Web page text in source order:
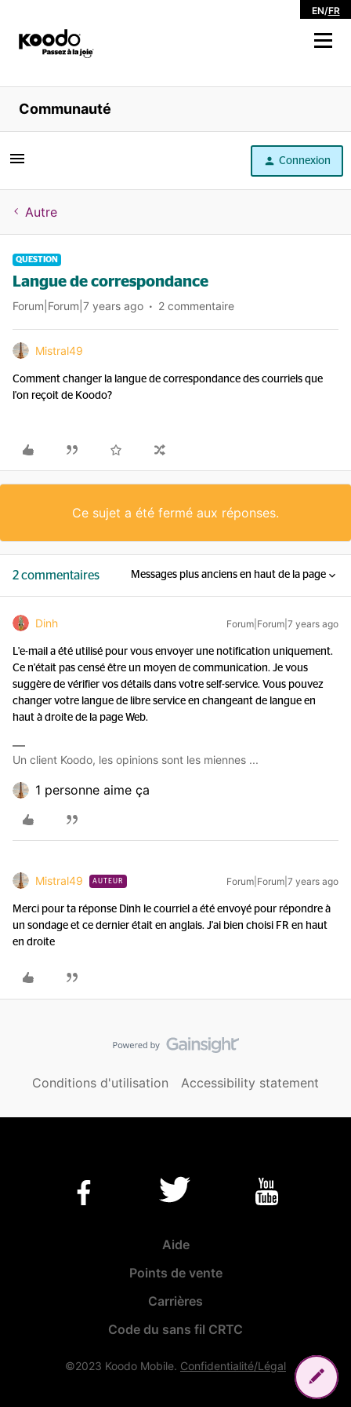
EN/FR
Magasiner
Libre service
Aide
Communauté
Connexion
Autre
QUESTION
Langue de correspondance
Forum|Forum|7 years ago 2 commentaire
Mistral49
Comment changer la langue de correspondance des courriels que
l'on reçoit de Koodo?
Ce sujet a été fermé aux réponses.
2 commentaires Messages plus anciens en haut de la page
Dinh Forum|Forum|7 years ago
L'e-mail a été utilisé pour vous envoyer une notification uniquement.
Ce n'était pas censé être un moyen de communication. Je vous
suggère de vérifier vos détails dans votre self-service. Vous pouvez
changer votre langue de libre service en changeant de langue en
haut à droite de la page Web.
Un client Koodo, les opinions sont les miennes ...
1 personne aime ça
Mistral49 AUTEUR Forum|Forum|7 years ago
Merci pour ta réponse Dinh le courriel a été envoyé pour répondre à
un sondage et ce dernier était en anglais. J'ai bien choisi FR en haut
en droite
Conditions d'utilisation Accessibility statement
Aide
Points de vente
Carrières
Code du sans fil CRTC
©2023 Koodo Mobile. Confidentialité/Légal